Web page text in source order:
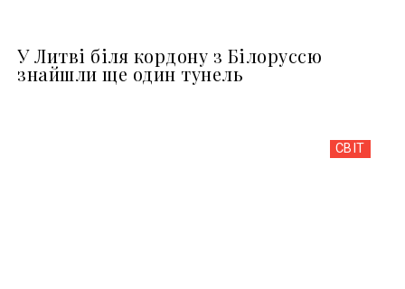
У Литві біля кордону з Білоруссю
знайшли ще один тунель
СВІТ